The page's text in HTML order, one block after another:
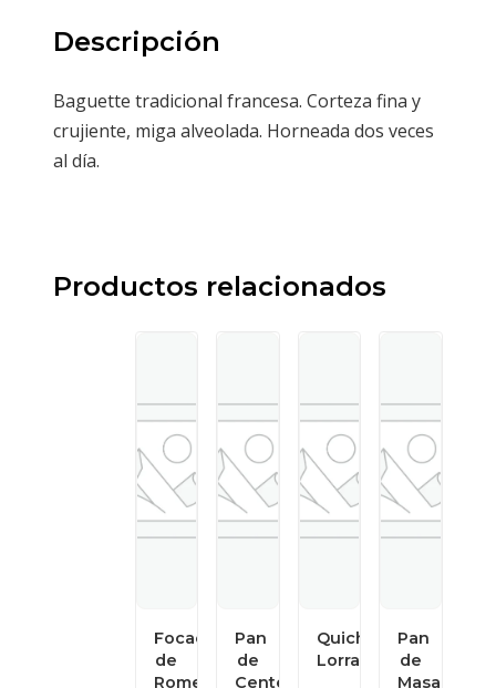
Descripción
Baguette tradicional francesa. Corteza fina y
crujiente, miga alveolada. Horneada dos veces
al día.
Productos relacionados
Focaccia
de
Romero
Pan
de
Centeno
Quiche
Lorraine
Pan
de
Masa